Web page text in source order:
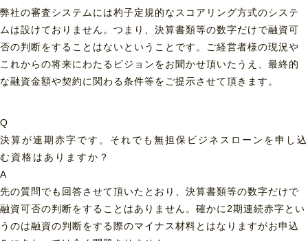
弊社の審査システムには杓子定規的なスコアリング方式のシステ
ムは設けておりません。つまり、決算書類等の数字だけで融資可
否の判断をすることはないということです。ご経営者様の現況や
これからの将来にわたるビジョンをお聞かせ頂いたうえ、最終的
な融資金額や契約に関わる条件等をご提示させて頂きます。
Q
決算が連期赤字です。それでも無担保ビジネスローンを申し込
む資格はありますか？
A
先の質問でも回答させて頂いたとおり、決算書類等の数字だけで
融資可否の判断をすることはありません。確かに2期連続赤字とい
うのは融資の判断をする際のマイナス材料とはなりますがお申込